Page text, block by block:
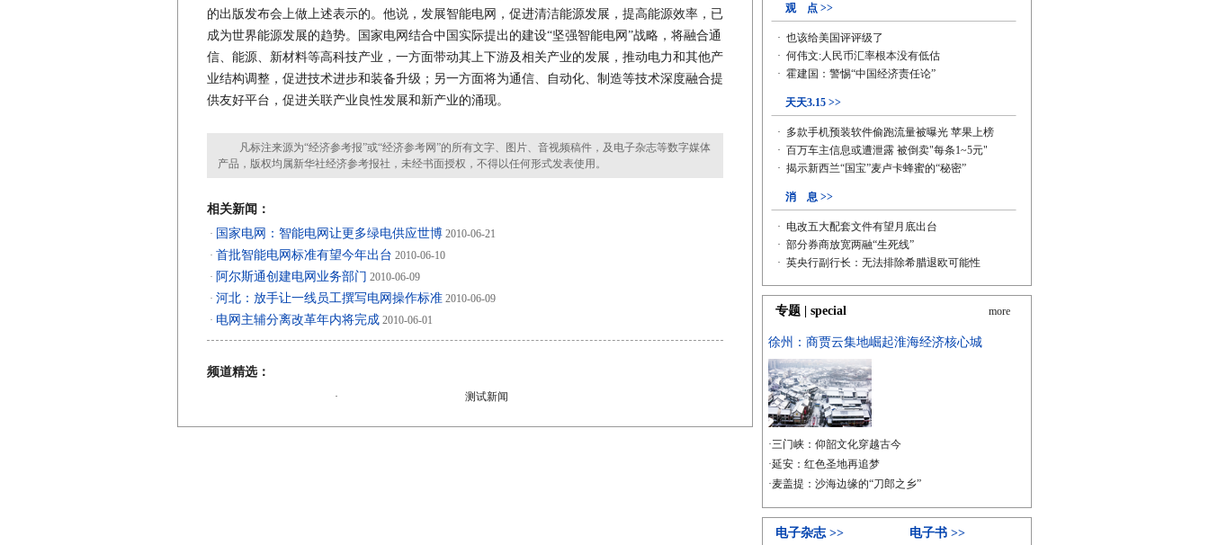
的出版发布会上做上述表示的。他说，发展智能电网，促进清洁能源发展，提高能源效率，已
成为世界能源发展的趋势。国家电网结合中国实际提出的建设“坚强智能电网”战略，将融合通
信、能源、新材料等高科技产业，一方面带动其上下游及相关产业的发展，推动电力和其他产
业结构调整，促进技术进步和装备升级；另一方面将为通信、自动化、制造等技术深度融合提
供友好平台，促进关联产业良性发展和新产业的涌现。
凡标注来源为“经济参考报”或“经济参考网”的所有文字、图片、音视频稿件，及电子杂志等数字媒体
产品，版权均属新华社经济参考报社，未经书面授权，不得以任何形式发表使用。
相关新闻：
· 国家电网：智能电网让更多绿电供应世博 2010-06-21
· 首批智能电网标准有望今年出台 2010-06-10
· 阿尔斯通创建电网业务部门 2010-06-09
· 河北：放手让一线员工撰写电网操作标准 2010-06-09
· 电网主辅分离改革年内将完成 2010-06-01
频道精选：
· 测试新闻